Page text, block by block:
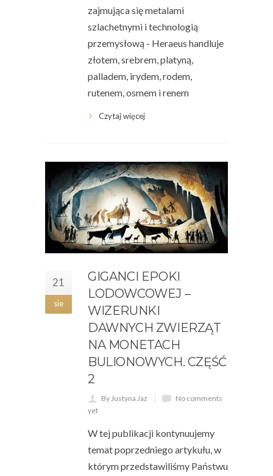
zajmująca się metalami
szlachetnymi i technologią
przemysłową - Heraeus handluje
złotem, srebrem, platyną,
palladem, irydem, rodem,
rutenem, osmem i renem
Czytaj więcej
21
sie
GIGANCI EPOKI
LODOWCOWEJ –
WIZERUNKI
DAWNYCH ZWIERZĄT
NA MONETACH
BULIONOWYCH. CZĘŚĆ
2
By Justyna Jaz
No comments
yet
W tej publikacji kontynuujemy
temat poprzedniego artykułu, w
którym przedstawiliśmy Państwu